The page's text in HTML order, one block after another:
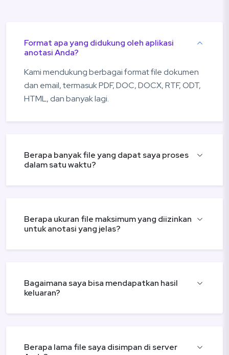
Format apa yang didukung oleh aplikasi
anotasi Anda?
Kami mendukung berbagai format file dokumen
dan email, termasuk PDF, DOC, DOCX, RTF, ODT,
HTML, dan banyak lagi.
Berapa banyak file yang dapat saya proses
dalam satu waktu?
Berapa ukuran file maksimum yang diizinkan
untuk anotasi yang jelas?
Bagaimana saya bisa mendapatkan hasil
keluaran?
Berapa lama file saya disimpan di server